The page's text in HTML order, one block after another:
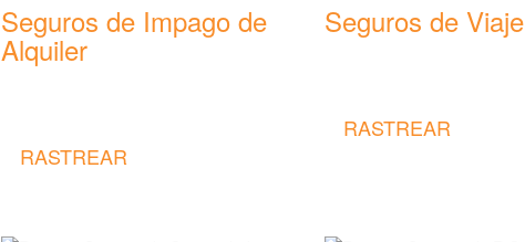
Seguros de Impago de
Alquiler
RASTREAR
Seguros de Viaje
RASTREAR